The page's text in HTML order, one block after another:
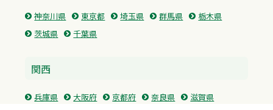
神奈川県 東京都 埼玉県 群馬県
栃木県
茨城県
千葉県
関西
兵庫県 大阪府 京都府 奈良県
滋賀県